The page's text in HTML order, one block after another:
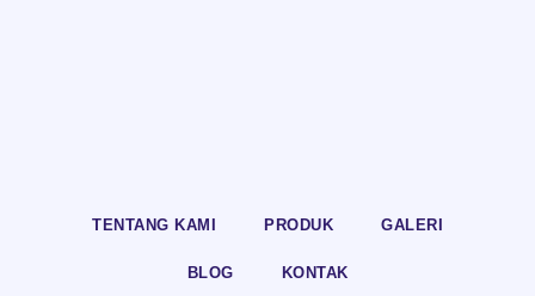
TENTANG KAMI PRODUK GALERI
BLOG KONTAK